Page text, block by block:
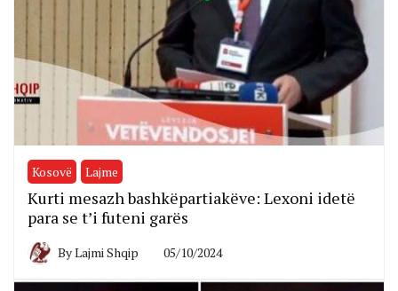
Kosovë Lajme
Kurti mesazh bashkëpartiakëve: Lexoni idetë
para se t’i futeni garës
ByLajmi Shqip 05/10/2024